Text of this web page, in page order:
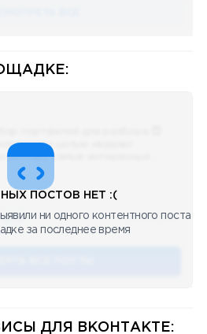
целую неделю!
выберу самые интересные
🥴 19 12.4k 12:45
ПОСТОВ НЕТ :(
ни одного контентного поста
за последнее время
ДЛЯ ВКОНТАКТЕ: